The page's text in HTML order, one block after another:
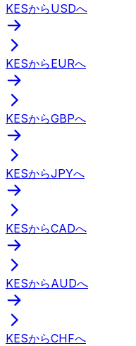
KESからUSDへ
KESからEURへ
KESからGBPへ
KESからJPYへ
KESからCADへ
KESからAUDへ
KESからCHFへ